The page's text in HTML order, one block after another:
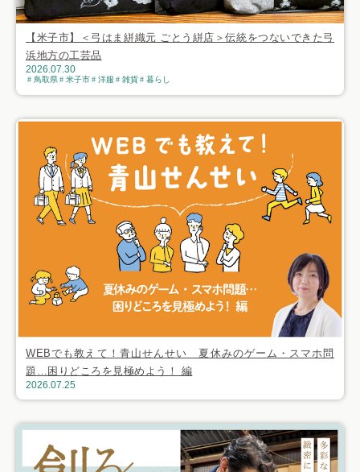
【米子市】＜弓はま絣織元 ごとう絣店＞伝統をつないできた弓
浜地方の工芸品
2026.07.30
鳥取県 米子市 洋服 雑貨 暮らし
WEBでも教えて！青山せんせい 夏休みのゲーム・スマホ問
題…困りどころを見極めよう！ 編
2026.07.25